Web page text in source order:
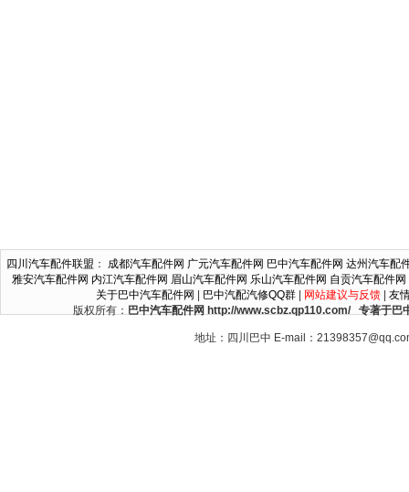
四川汽车配件联盟 ： 成都汽车配件网 广元汽车配件网 巴中汽车配件网 达州汽车配
雅安汽车配件网 内江汽车配件网 眉山汽车配件网 乐山汽车配件网 自贡汽车配件网
关于巴中汽车配件网
巴中汽配汽修QQ群| 网站建议与反馈| 友
版权所有： 巴中汽车配件网 http://www.scbz.qp110.com/ 专著于巴
地址：四川巴中 E-mail：